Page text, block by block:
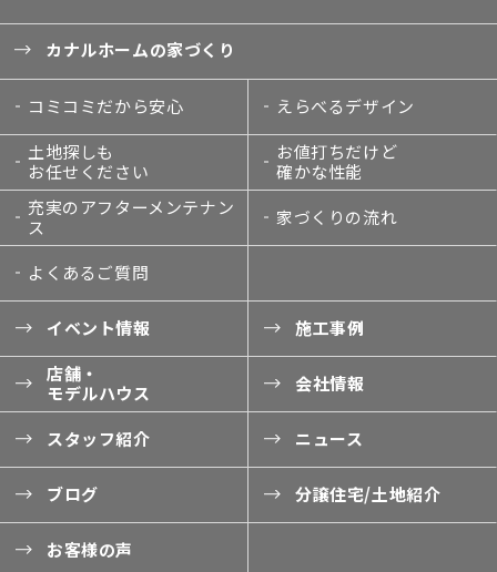
カナルホームの家づくり
コミコミだから安心
えらべるデザイン
土地探しも
お任せください
お値打ちだけど
確かな性能
充実のアフターメンテナン
ス
家づくりの流れ
よくあるご質問
イベント情報
施工事例
店舗・
モデルハウス
会社情報
スタッフ紹介 ニュース
ブログ 分譲住宅/土地紹介
お客様の声